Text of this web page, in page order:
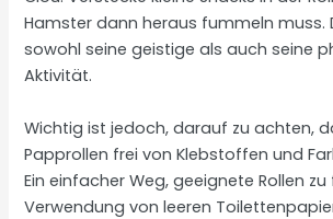
Hamster dann heraus fummeln muss.
sowohl seine geistige als auch seine
Aktivität.
Wichtig ist jedoch, darauf zu achten,
Papprollen frei von Klebstoffen und
Ein einfacher Weg, geeignete Rollen
Verwendung von leeren